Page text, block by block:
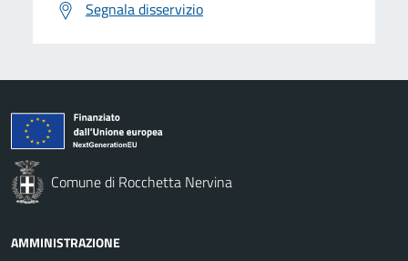
Segnala disservizio
Comune di Rocchetta Nervina
AMMINISTRAZIONE